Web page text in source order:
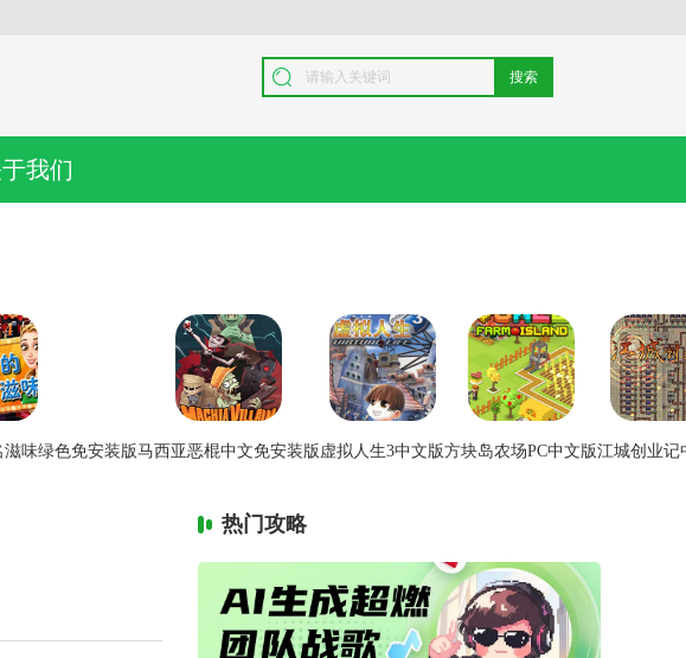
搜索
我们
味绿色免安装版马西亚恶棍中文免安装版 虚拟人生3中文版方块岛农场PC中文版江城创业记
热门攻略